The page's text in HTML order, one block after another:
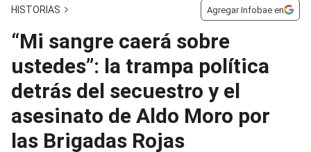
HISTORIAS Agregar Infobae en
“Mi sangre caerá sobre
ustedes”: la trampa política
detrás del secuestro y el
asesinato de Aldo Moro por
las Brigadas Rojas